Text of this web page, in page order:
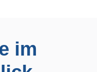
im